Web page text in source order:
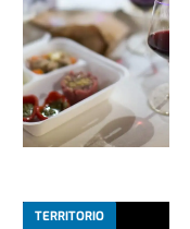
TERRITORIO